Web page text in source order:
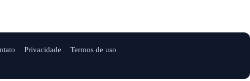
Privacidade Termos de uso